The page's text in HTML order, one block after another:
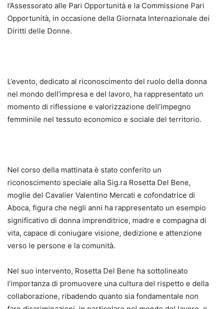
l’Assessorato alle Pari Opportunità e la Commissione Pari
Opportunità, in occasione della Giornata Internazionale dei
Diritti delle Donne.
L’evento, dedicato al riconoscimento del ruolo della donna
nel mondo dell’impresa e del lavoro, ha rappresentato un
momento di riflessione e valorizzazione dell’impegno
femminile nel tessuto economico e sociale del territorio.
Nel corso della mattinata è stato conferito un
riconoscimento speciale alla Sig.ra Rosetta Del Bene,
moglie del Cavalier Valentino Mercati e cofondatrice di
Aboca, figura che negli anni ha rappresentato un esempio
significativo di donna imprenditrice, madre e compagna di
vita, capace di coniugare visione, dedizione e attenzione
verso le persone e la comunità.
Nel suo intervento, Rosetta Del Bene ha sottolineato
l’importanza di promuovere una cultura del rispetto e della
collaborazione, ribadendo quanto sia fondamentale non